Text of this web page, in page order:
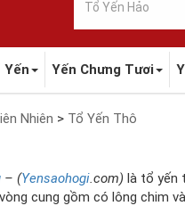
Yến Yến Chưng Tươi
Nhiên > Tổ Yến Thô
– (Yensaohogi.com) là tổ yến
cung gồm có lông chim